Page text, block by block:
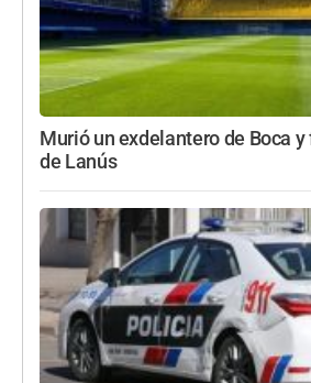
Murió un exdelantero de Boca
de Lanús